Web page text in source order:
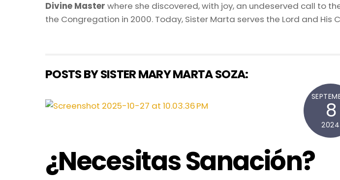
Divine Master where she discovered, with joy, an undeserved call to
the Congregation in 2000. Today, Sister Marta serves the Lord and
POSTS BY SISTER MARY MARTA SOZA:
8
2024
¿Necesitas Sanación?